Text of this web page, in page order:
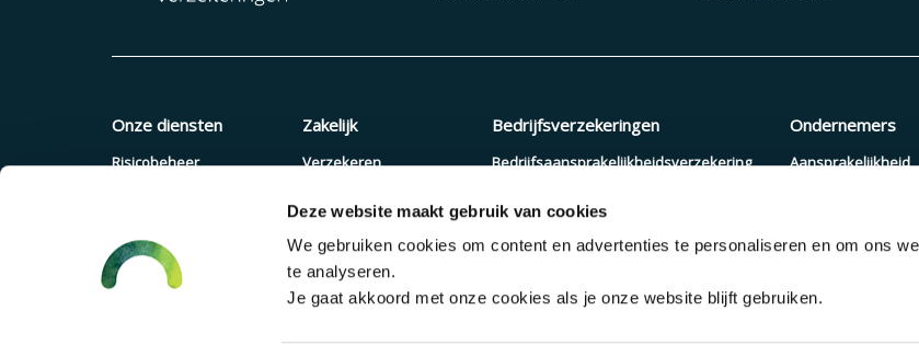
Deze website maakt gebruik van cookies
We gebruiken cookies om content en advertenties te personaliseren en om ons
te analyseren.
Je gaat akkoord met onze cookies als je onze website blijft gebruiken.
Onze diensten
Risicobeheer
Financieel advies
Zakelijk
Verzekeren
Offerte aanvragen
Pensioenregeling
Verzuimaanpak
Bedrijfsverzekeringen
Bedrijfsaansprakelijkheidsverzekering
Zakelijke autoverzekering
Cyberverzekering
Ondernemers
Aansprakelijkheid